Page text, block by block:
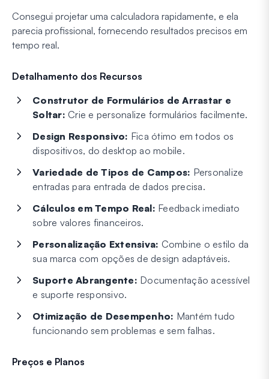
Consegui projetar uma calculadora rapidamente, e ela
parecia profissional, fornecendo resultados precisos em
tempo real.
Detalhamento dos Recursos
Construtor de Formulários de Arrastar e
Soltar: Crie e personalize formulários facilmente.
Design Responsivo: Fica ótimo em todos os
dispositivos, do desktop ao mobile.
Variedade de Tipos de Campos: Personalize
entradas para entrada de dados precisa.
Cálculos em Tempo Real: Feedback imediato
sobre valores financeiros.
Personalização Extensiva: Combine o estilo da
sua marca com opções de design adaptáveis.
Suporte Abrangente: Documentação acessível
e suporte responsivo.
Otimização de Desempenho: Mantém tudo
funcionando sem problemas e sem falhas.
Preços e Planos